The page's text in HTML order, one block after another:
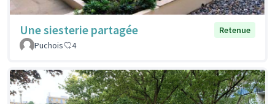
Une siesterie partagée
Retenue
Puchois
4